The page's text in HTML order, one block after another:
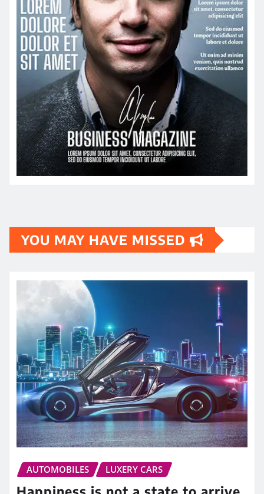
YOU MAY HAVE MISSED
AUTOMOBILES LUXERY CARS